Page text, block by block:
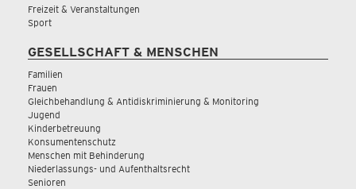
Freizeit & Veranstaltungen
Sport
GESELLSCHAFT & MENSCHEN
Familien
Frauen
Gleichbehandlung & Antidiskriminierung & Monitoring
Jugend
Kinderbetreuung
Konsumentenschutz
Menschen mit Behinderung
Niederlassungs- und Aufenthaltsrecht
Senioren